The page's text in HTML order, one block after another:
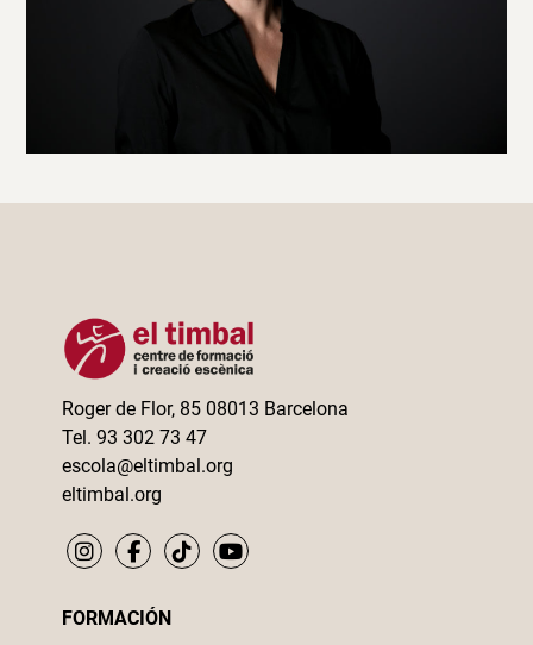
Roger de Flor, 85 08013 Barcelona
Tel. 93 302 73 47
escola@eltimbal.org
eltimbal.org
FORMACIÓN